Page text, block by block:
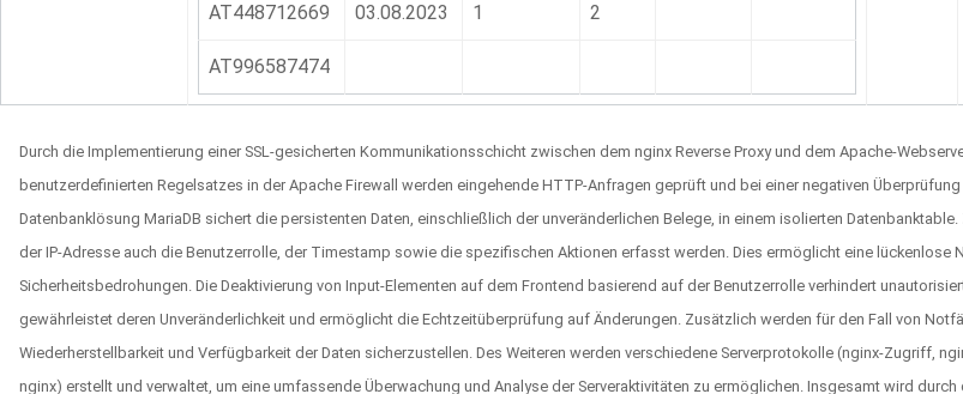
AT448712669 03.08.2023 1 2
AT996587474
Durch die Implementierung einer SSL-gesicherten Kommunikationsschicht zwischen dem nginx Reverse Proxy und dem Apache-
benutzerdefinierten Regelsatzes in der Apache Firewall werden eingehende HTTP-Anfragen geprüft und bei einer negativen
Datenbanklösung MariaDB sichert die persistenten Daten, einschließlich der unveränderlichen Belege, in einem isolierten
der IP-Adresse auch die Benutzerrolle, der Timestamp sowie die spezifischen Aktionen erfasst werden. Dies ermöglicht eine
Sicherheitsbedrohungen. Die Deaktivierung von Input-Elementen auf dem Frontend basierend auf der Benutzerrolle verhindert
gewährleistet deren Unveränderlichkeit und ermöglicht die Echtzeitüberprüfung auf Änderungen. Zusätzlich werden für den Fall von
Wiederherstellbarkeit und Verfügbarkeit der Daten sicherzustellen. Des Weiteren werden verschiedene Serverprotokolle (nginx-Zugriff,
nginx) erstellt und verwaltet, um eine umfassende Überwachung und Analyse der Serveraktivitäten zu ermöglichen. Insgesamt wird